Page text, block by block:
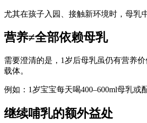
尤其在孩子入园、接触新环境时，母乳
营养≠全部依赖母乳
需要澄清的是，1岁后母乳虽仍有营养
载体。
例如：1岁宝宝每天喝400–600ml母乳
继续哺乳的额外益处